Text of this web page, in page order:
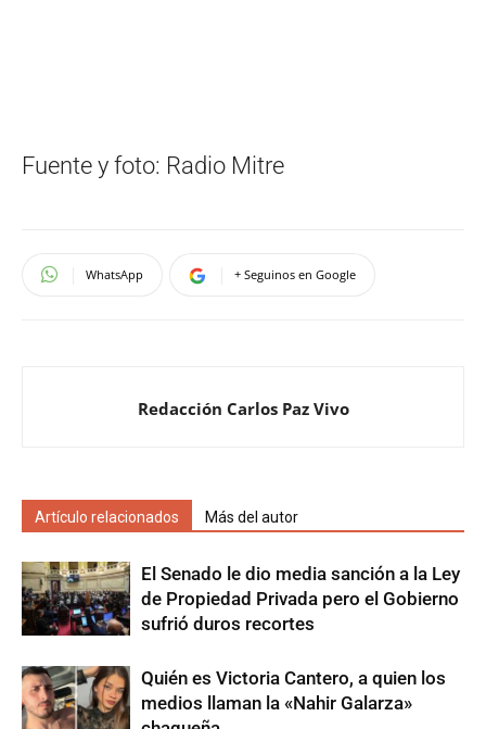
Fuente y foto: Radio Mitre
WhatsApp + Seguinos en Google
Redacción Carlos Paz Vivo
Artículo relacionados Más del autor
El Senado le dio media sanción a la Ley
de Propiedad Privada pero el Gobierno
sufrió duros recortes
Quién es Victoria Cantero, a quien los
medios llaman la «Nahir Galarza»